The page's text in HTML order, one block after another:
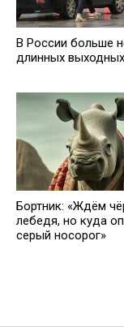
В России больше
длинных выходных
Бортник: «Ждём
лебедя, но куда
серый носорог»